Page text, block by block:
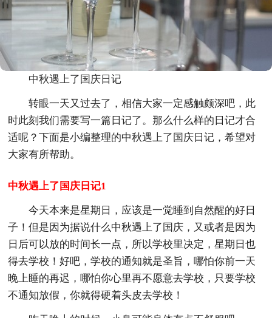
中秋遇上了国庆日记
转眼一天又过去了，相信大家一定感触颇深吧，此
时此刻我们需要写一篇日记了。那么什么样的日记才合
适呢？下面是小编整理的中秋遇上了国庆日记，希望对
大家有所帮助。
中秋遇上了国庆日记1
今天本来是星期日，应该是一觉睡到自然醒的好日
子！但是因为据说什么中秋遇上了国庆，又或者是因为
日后可以放的时间长一点，所以学校里决定，星期日也
得去学校！好吧，学校的通知就是圣旨，哪怕你前一天
晚上睡的再迟，哪怕你心里再不愿意去学校，只要学校
不通知放假，你就得硬着头皮去学校！